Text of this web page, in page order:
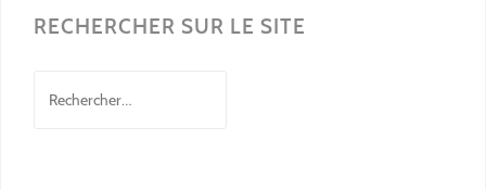
RECHERCHER SUR LE SITE